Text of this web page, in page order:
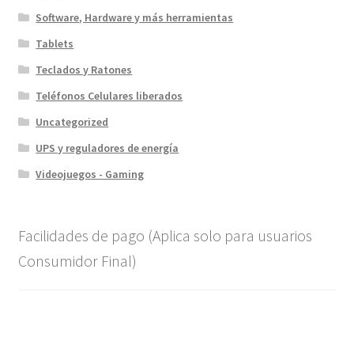
Software, Hardware y más herramientas
Tablets
Teclados y Ratones
Teléfonos Celulares liberados
Uncategorized
UPS y reguladores de energía
Videojuegos - Gaming
Facilidades de pago (Aplica solo para usuarios
Consumidor Final)